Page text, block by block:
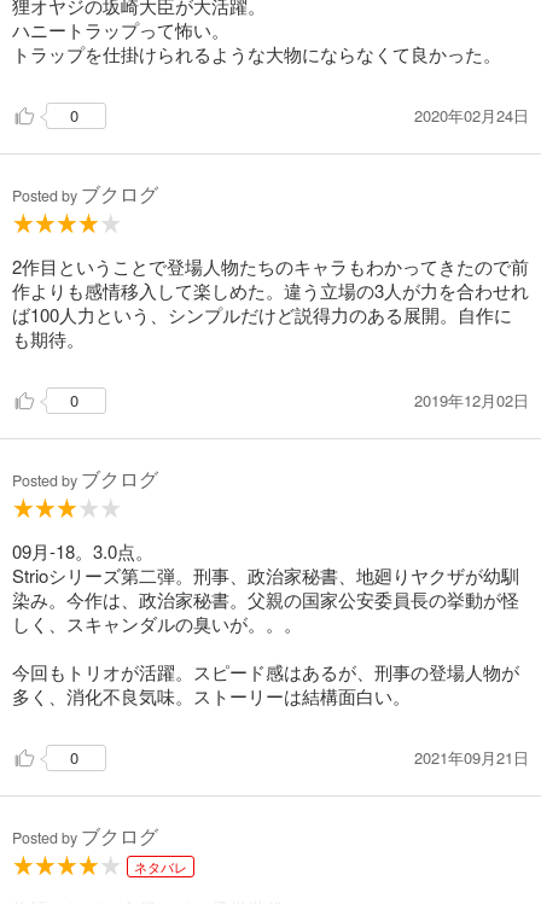
狸オヤジの坂崎大臣が大活躍。
ハニートラップって怖い。
トラップを仕掛けられるような大物にならなくて良かった。
0 2020年02月24日
Posted by ブクログ
2作目ということで登場人物たちのキャラもわかってきたので前
作よりも感情移入して楽しめた。違う立場の3人が力を合わせれ
ば100人力という、シンプルだけど説得力のある展開。自作に
も期待。
0 2019年12月02日
Posted by ブクログ
09月-18。3.0点。
Strioシリーズ第二弾。刑事、政治家秘書、地廻りヤクザが幼馴
染み。今作は、政治家秘書。父親の国家公安委員長の挙動が怪
しく、スキャンダルの臭いが。。。
今回もトリオが活躍。スピード感はあるが、刑事の登場人物が
多く、消化不良気味。ストーリーは結構面白い。
0 2021年09月21日
Posted by ブクログ
ネタバレ